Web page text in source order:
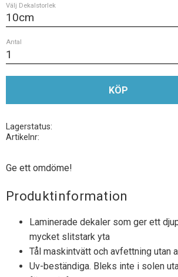
Välj Dekalstorlek
Antal
KÖP
Lagerstatus
Artikelnr
Ge ett omdöme!
Produktinformation
Laminerade dekaler som ger ett
mycket slitstark yta
Tål maskintvätt och avfettning utan
Uv-beständiga. Bleks inte i solen